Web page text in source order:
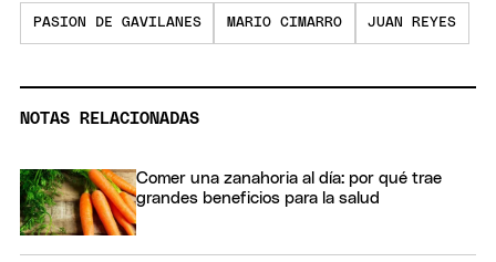
PASION DE GAVILANES MARIO CIMARRO JUAN REYES
NOTAS RELACIONADAS
Comer una zanahoria al día: por qué trae
grandes beneficios para la salud